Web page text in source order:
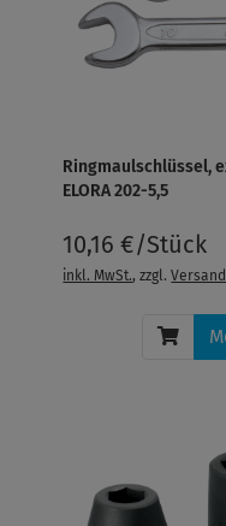
Ringmaulschlüssel,
ELORA 202-5,5
10,16 €/Stück
inkl. MwSt., zzgl.